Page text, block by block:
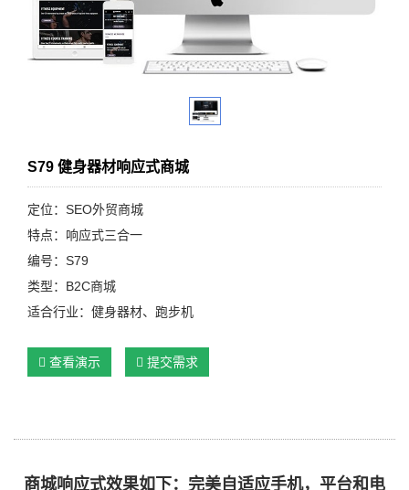
S79 健身器材响应式商城
定位：SEO外贸商城
特点：响应式三合一
编号：S79
类型：B2C商城
适合行业：健身器材、跑步机
查看演示 提交需求
商城响应式效果如下：完美自适应手机，平台和电